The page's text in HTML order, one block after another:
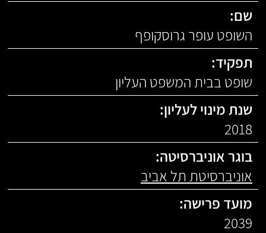
שם:
השופט עופר גרוסקופף
תפקיד:
שופט בבית המשפט העליון
שנת מינוי לעליון:
2018
בוגר אוניברסיטה:
אוניברסיטת תל אביב
מועד פרישה:
2039